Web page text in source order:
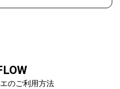
のご利用方法